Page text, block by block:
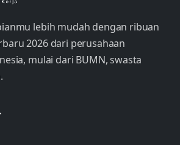
lebih mudah dengan ribuan
2026 dari perusahaan
mulai dari BUMN, swasta